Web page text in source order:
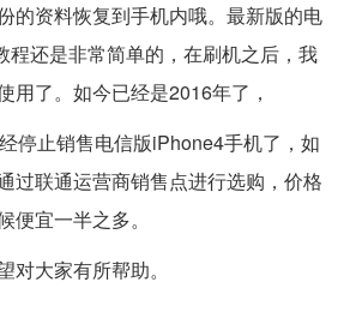
的资料恢复到手机内哦。最新版的电
程还是非常简单的，在刷机之后，我
用了。如今已经是2016年了，
停止销售电信版iPhone4手机了，如
过联通运营商销售点进行选购，价格
便宜一半之多。
对大家有所帮助。